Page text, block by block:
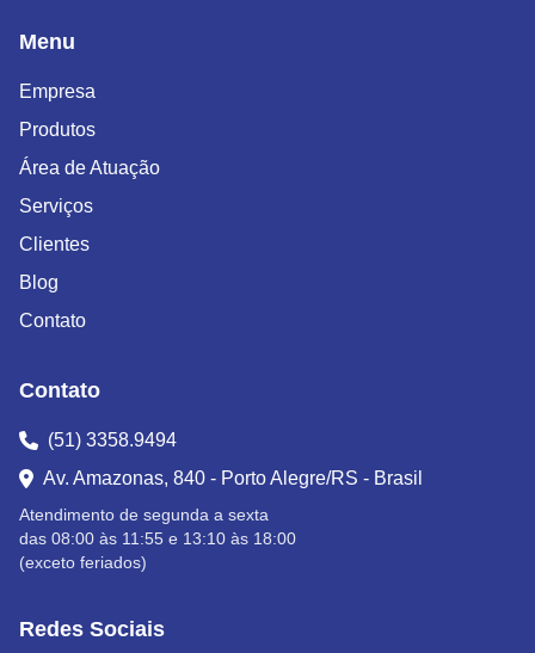
Menu
Empresa
Produtos
Área de Atuação
Serviços
Clientes
Blog
Contato
Contato
(51) 3358.9494
Av. Amazonas, 840 - Porto Alegre/RS - Brasil
Atendimento de segunda a sexta
das 08:00 às 11:55 e 13:10 às 18:00
(exceto feriados)
Redes Sociais